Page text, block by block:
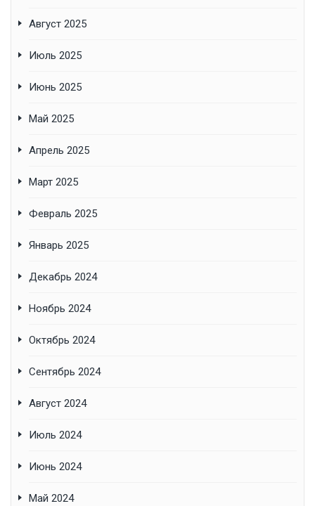
Август 2025
Июль 2025
Июнь 2025
Май 2025
Апрель 2025
Март 2025
Февраль 2025
Январь 2025
Декабрь 2024
Ноябрь 2024
Октябрь 2024
Сентябрь 2024
Август 2024
Июль 2024
Июнь 2024
Май 2024